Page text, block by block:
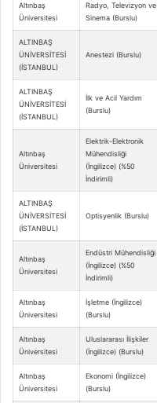
Altınbaş
Üniversitesi
Radyo, Televizyon ve
Sinema (Burslu)
ALTINBAŞ
ÜNİVERSİTESİ
(İSTANBUL)
Anestezi (Burslu)
ALTINBAŞ
ÜNİVERSİTESİ
(İSTANBUL)
İlk ve Acil Yardım
(Burslu)
Altınbaş
Üniversitesi
Elektrik-Elektronik
Mühendisliği
(İngilizce) (%50
İndirimli)
ALTINBAŞ
ÜNİVERSİTESİ
(İSTANBUL)
Optisyenlik (Burslu)
Altınbaş
Üniversitesi
Endüstri Mühendisliği
(İngilizce) (%50
İndirimli)
Altınbaş
Üniversitesi
İşletme (İngilizce)
(Burslu)
Altınbaş
Üniversitesi
Uluslararası İlişkiler
(İngilizce) (Burslu)
Altınbaş
Üniversitesi
Ekonomi (İngilizce)
(Burslu)